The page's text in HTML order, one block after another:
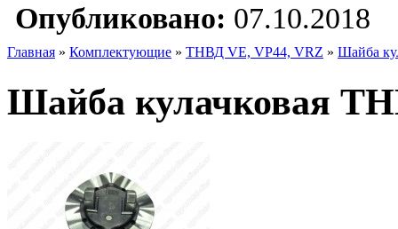
Опубликовано: 07.10.2018
Главная » Комплектующие » ТНВД VE, VP44, VRZ » Шайба
Шайба кулачковая